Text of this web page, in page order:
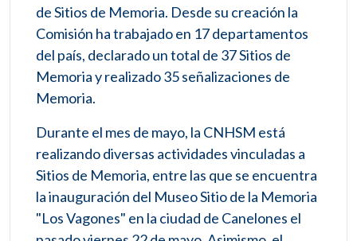
de Sitios de Memoria. Desde su creación la
Comisión ha trabajado en 17 departamentos
del país, declarado un total de 37 Sitios de
Memoria y realizado 35 señalizaciones de
Memoria.
Durante el mes de mayo, la CNHSM está
realizando diversas actividades vinculadas a
Sitios de Memoria, entre las que se encuentra
la inauguración del Museo Sitio de la Memoria
"Los Vagones" en la ciudad de Canelones el